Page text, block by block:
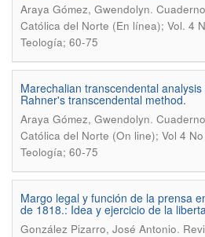
Araya Gómez, Gwendolyn.
Católica del Norte (En línea); Vol. 4
Teología; 60-75
Marechalian transcendental
Rahner's transcendental method.
Araya Gómez, Gwendolyn.
Católica del Norte (On line); Vol 4
Teología; 60-75
Margo legal y función de la prensa
de 1818.: Idea y ejercicio de la
González Pizarro, José Antonio.